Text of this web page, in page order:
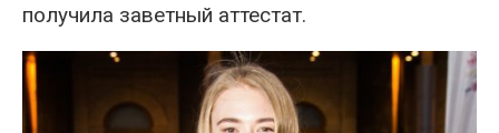
получила заветный аттестат.